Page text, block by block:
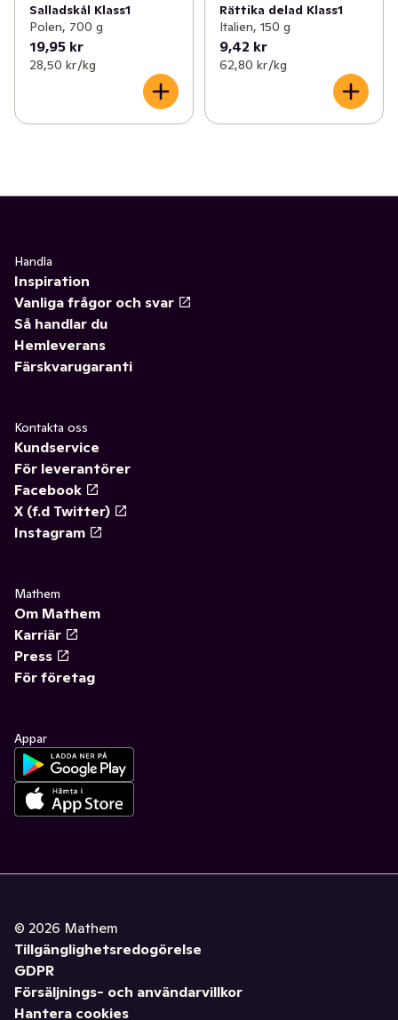
Salladskål Klass1
Polen, 700 g
19,95 kr
28,50 kr /kg
Rättika delad Klass1
Italien, 150 g
9,42 kr
62,80 kr /kg
Handla
Inspiration
Vanliga frågor och svar
Så handlar du
Hemleverans
Färskvarugaranti
Kontakta oss
Kundservice
För leverantörer
Facebook
X (f.d Twitter)
Instagram
Mathem
Om Mathem
Karriär
Press
För företag
Appar
© 2026 Mathem
Tillgänglighetsredogörelse
GDPR
Försäljnings- och användarvillkor
Hantera cookies